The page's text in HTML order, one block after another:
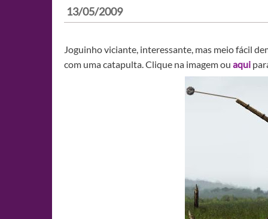
13/05/2009
Joguinho viciante, interessante, mas meio fácil
com uma catapulta. Clique na imagem ou aqui